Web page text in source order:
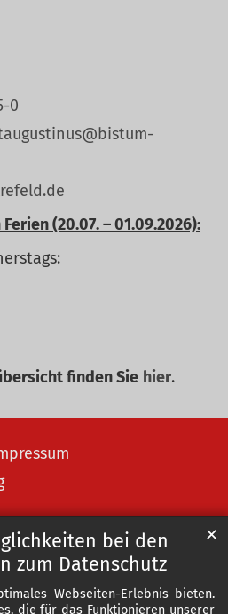
bei den
zum Datenschutz
Webseiten-Erlebnis bieten.
die für das Funktionieren unserer
✕
0
(20.07. – 01.09.2026):
finden Sie hier.